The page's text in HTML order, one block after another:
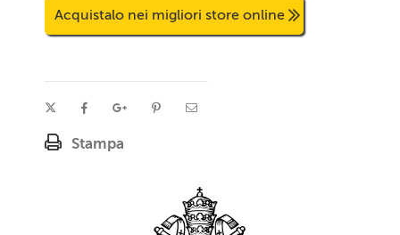
Acquistalo nei migliori store online
Stampa